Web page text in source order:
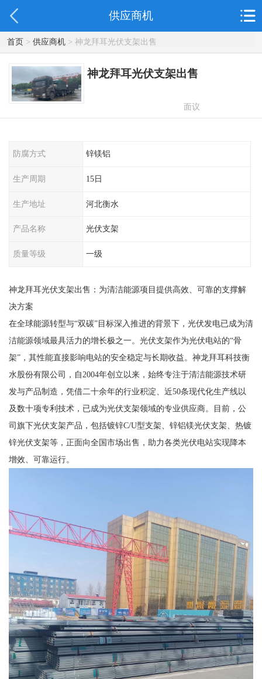
供应商机
首页> 供应商机> 神龙拜耳光伏支架出售
神龙拜耳光伏支架出售
面议
防腐方式 锌镁铝
生产周期 15日
生产地址 河北衡水
产品名称 光伏支架
质量等级 一级
神龙拜耳光伏支架出售：为清洁能源项目提供高效、可靠的支撑解
决方案
在全球能源转型与“双碳”目标深入推进的背景下，光伏发电已成为清
洁能源领域最具活力的增长极之一。光伏支架作为光伏电站的“骨
架”，其性能直接影响电站的安全稳定与长期收益。神龙拜耳科技衡
水股份有限公司，自2004年创立以来，始终专注于清洁能源技术研
发与产品制造，凭借二十余年的行业积淀、近50条现代化生产线以
及数十项专利技术，已成为光伏支架领域的专业供应商。目前，公
司旗下光伏支架产品，包括镀锌C/U型支架、锌铝镁光伏支架、热镀
锌光伏支架等，正面向全国市场出售，助力各类光伏电站实现降本
增效、可靠运行。